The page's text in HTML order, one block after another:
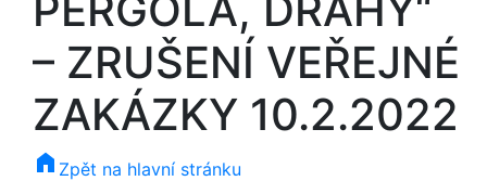
– ZRUŠENÍ VEŘEJNÉ
ZAKÁZKY 10.2.2022
home Zpět na hlavní stránku